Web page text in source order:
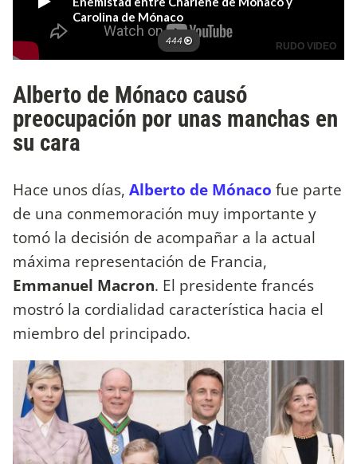
Alberto de Mónaco causó
preocupación por unas manchas en
su cara
Hace unos días, Alberto de Mónaco fue parte
de una conmemoración muy importante y
tomó la decisión de acompañar a la actual
máxima representación de Francia,
Emmanuel Macron. El presidente francés
mostró la cordialidad característica hacia el
miembro del principado.